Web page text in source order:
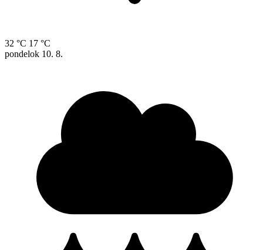
32 °C 17 °C
pondelok 10. 8.